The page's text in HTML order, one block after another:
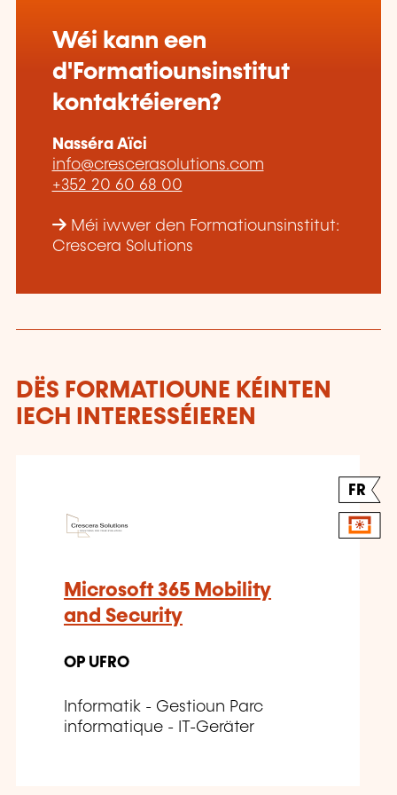
Wéi kann een
d'Formatiounsinstitut
kontaktéieren?
Nasséra Aïci
info@crescerasolutions.com
+352 20 60 68 00
Méi iwwer den Formatiounsinstitut:
Crescera Solutions
DËS FORMATIOUNE KÉINTEN
IECH INTERESSÉIEREN
FR
Microsoft 365 Mobility
and Security
OP UFRO
Informatik - Gestioun Parc
informatique - IT-Geräter